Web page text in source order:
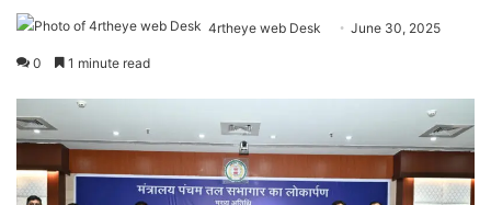
4rtheye web Desk June 30, 2025
0 1 minute read